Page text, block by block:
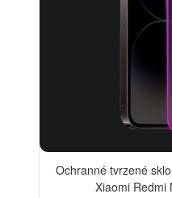
Ochranné tvrzené
Xiaomi Redmi